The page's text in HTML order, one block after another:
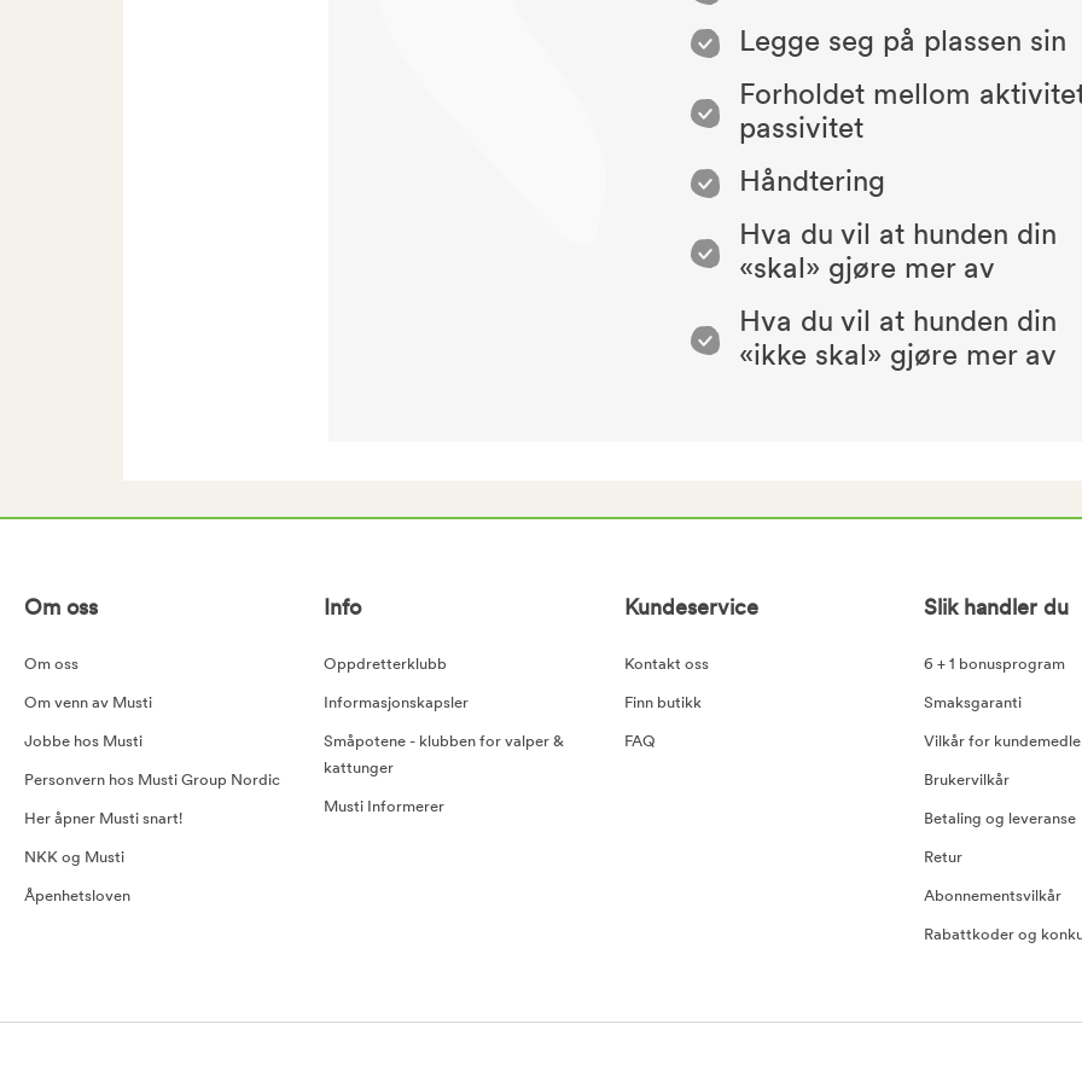
Legge seg på plassen sin
Forholdet mellom
passivitet
Håndtering
Hva du vil at hunden din
«skal» gjøre mer av
Hva du vil at hunden din
«ikke skal» gjøre mer av
Om oss
Om oss
Om venn av Musti
Jobbe hos Musti
Personvern hos Musti Group Nordic
Her åpner Musti snart!
NKK og Musti
Åpenhetsloven
Info
Oppdretterklubb
Informasjonskapsler
Småpotene - klubben for valper &
kattunger
Musti Informerer
Kundeservice
Kontakt oss
Finn butikk
FAQ
Slik handler du
6 + 1 bonusprogram
Smaksgaranti
Vilkår for
Brukervilkår
Betaling og leveranse
Retur
Abonnementsvilkår
Rabattkoder og